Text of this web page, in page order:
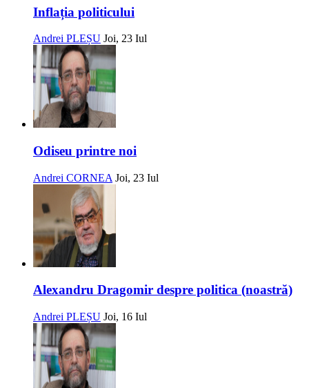
Inflația politicului
Andrei PLEȘU Joi, 23 Iul
Odiseu printre noi
Andrei CORNEA Joi, 23 Iul
Alexandru Dragomir despre politica (noastră)
Andrei PLEȘU Joi, 16 Iul